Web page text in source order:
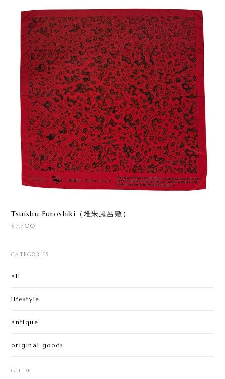
Tsuishu Furoshiki（堆朱風呂敷）
¥7,700
CATEGORIES
all
lifestyle
antique
original goods
GUIDE